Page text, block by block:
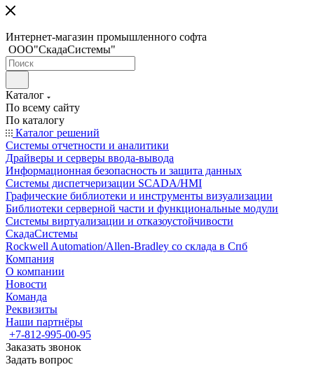
Интернет-магазин промышленного софта
ООО"СкадаСистемы"
Каталог
По всему сайту
По каталогу
Каталог решений
Системы отчетности и аналитики
Драйверы и серверы ввода-вывода
Информационная безопасность и защита данных
Системы диспетчеризации SCADA/HMI
Графические библиотеки и инструменты визуализации
Библиотеки серверной части и функциональные модули
Системы виртуализации и отказоустойчивости
СкадаСистемы
Rockwell Automation/Allen-Bradley со склада в Спб
Компания
О компании
Новости
Команда
Реквизиты
Наши партнёры
+7-812-995-00-95
Заказать звонок
Задать вопрос